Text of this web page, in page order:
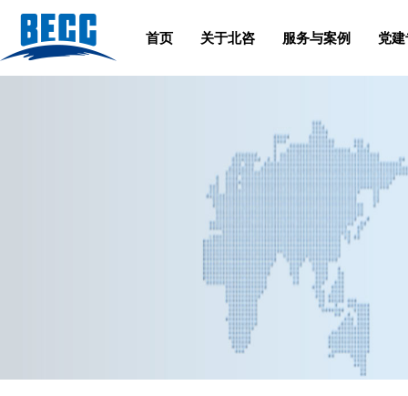
首页 关于北咨 服务与案例 党